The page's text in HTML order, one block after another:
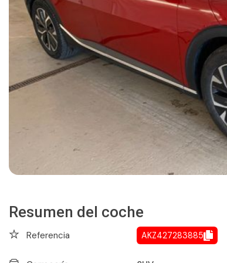
Resumen del coche
Referencia AKZ427283885